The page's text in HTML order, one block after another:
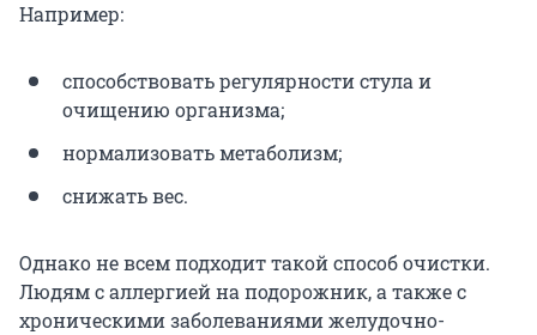
Например:
способствовать регулярности стула и
очищению организма;
нормализовать метаболизм;
снижать вес.
Однако не всем подходит такой способ очистки.
Людям с аллергией на подорожник, а также с
хроническими заболеваниями желудочно-